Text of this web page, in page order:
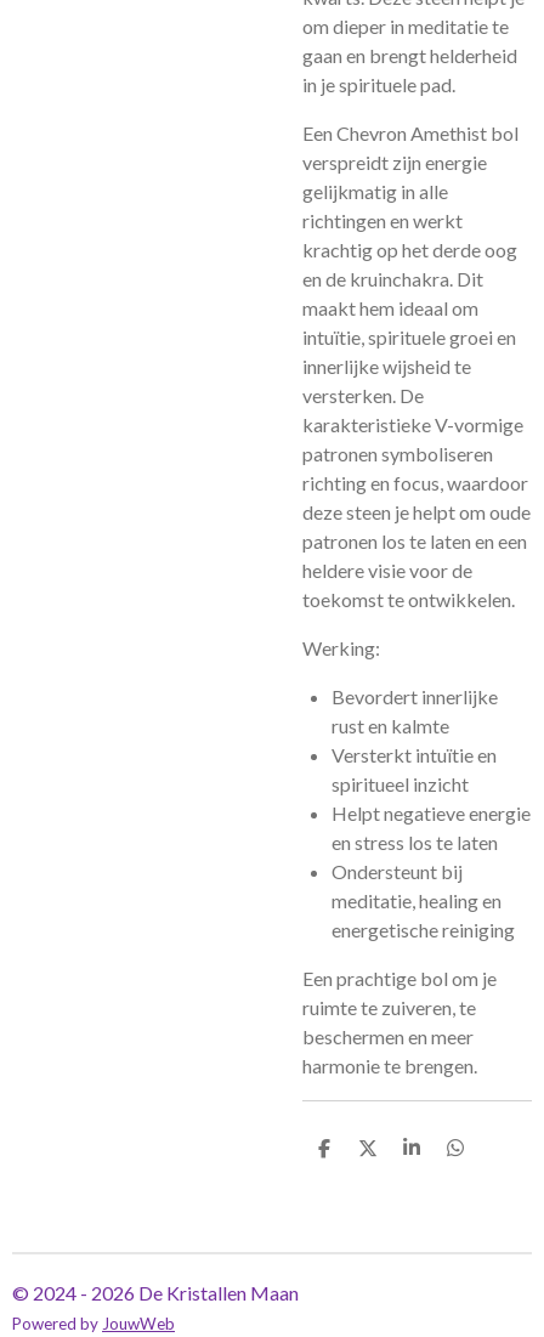
om dieper in meditatie te
gaan en brengt helderheid
in je spirituele pad.
Een Chevron Amethist bol
verspreidt zijn energie
gelijkmatig in alle
richtingen en werkt
krachtig op het derde oog
en de kruinchakra. Dit
maakt hem ideaal om
intuïtie, spirituele groei en
innerlijke wijsheid te
versterken. De
karakteristieke V-vormige
patronen symboliseren
richting en focus, waardoor
deze steen je helpt om oude
patronen los te laten en een
heldere visie voor de
toekomst te ontwikkelen.
Werking:
Bevordert innerlijke
rust en kalmte
Versterkt intuïtie en
spiritueel inzicht
Helpt negatieve energie
en stress los te laten
Ondersteunt bij
meditatie, healing en
energetische reiniging
Een prachtige bol om je
ruimte te zuiveren, te
beschermen en meer
harmonie te brengen.
D
D
S
D
© 2024 - 2026 De Kristallen Maan
Powered by JouwWeb